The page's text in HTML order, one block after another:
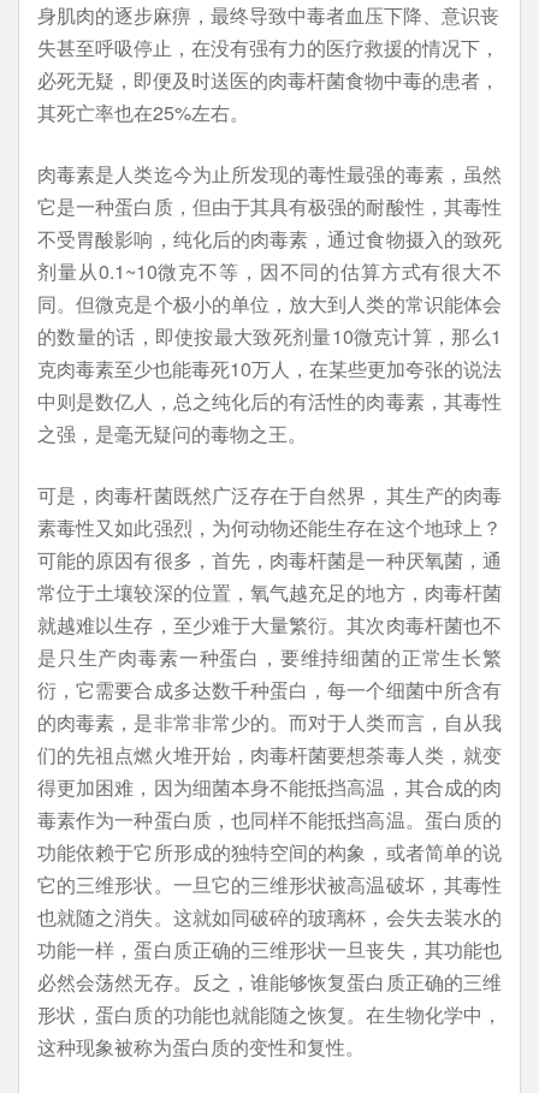
身肌肉的逐步麻痹，最终导致中毒者血压下降、意识丧
失甚至呼吸停止，在没有强有力的医疗救援的情况下，
必死无疑，即便及时送医的肉毒杆菌食物中毒的患者，
其死亡率也在25%左右。
肉毒素是人类迄今为止所发现的毒性最强的毒素，虽然
它是一种蛋白质，但由于其具有极强的耐酸性，其毒性
不受胃酸影响，纯化后的肉毒素，通过食物摄入的致死
剂量从0.1~10微克不等，因不同的估算方式有很大不
同。但微克是个极小的单位，放大到人类的常识能体会
的数量的话，即使按最大致死剂量10微克计算，那么1
克肉毒素至少也能毒死10万人，在某些更加夸张的说法
中则是数亿人，总之纯化后的有活性的肉毒素，其毒性
之强，是毫无疑问的毒物之王。
可是，肉毒杆菌既然广泛存在于自然界，其生产的肉毒
素毒性又如此强烈，为何动物还能生存在这个地球上？
可能的原因有很多，首先，肉毒杆菌是一种厌氧菌，通
常位于土壤较深的位置，氧气越充足的地方，肉毒杆菌
就越难以生存，至少难于大量繁衍。其次肉毒杆菌也不
是只生产肉毒素一种蛋白，要维持细菌的正常生长繁
衍，它需要合成多达数千种蛋白，每一个细菌中所含有
的肉毒素，是非常非常少的。而对于人类而言，自从我
们的先祖点燃火堆开始，肉毒杆菌要想荼毒人类，就变
得更加困难，因为细菌本身不能抵挡高温，其合成的肉
毒素作为一种蛋白质，也同样不能抵挡高温。蛋白质的
功能依赖于它所形成的独特空间的构象，或者简单的说
它的三维形状。一旦它的三维形状被高温破坏，其毒性
也就随之消失。这就如同破碎的玻璃杯，会失去装水的
功能一样，蛋白质正确的三维形状一旦丧失，其功能也
必然会荡然无存。反之，谁能够恢复蛋白质正确的三维
形状，蛋白质的功能也就能随之恢复。在生物化学中，
这种现象被称为蛋白质的变性和复性。